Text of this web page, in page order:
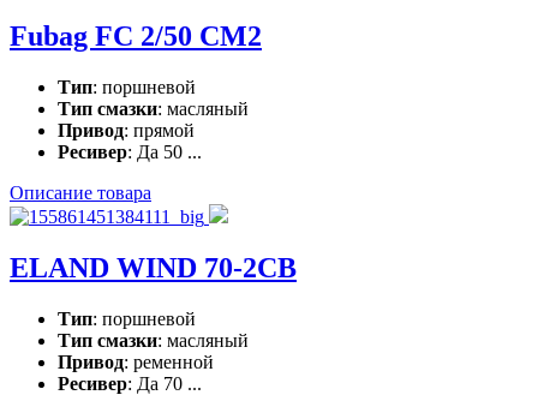
Fubag FC 2/50 CM2
Тип: поршневой
Тип смазки: масляный
Привод: прямой
Ресивер: Да 50 ...
Описание товара
ELAND WIND 70-2CB
Тип: поршневой
Тип смазки: масляный
Привод: ременной
Ресивер: Да 70 ...